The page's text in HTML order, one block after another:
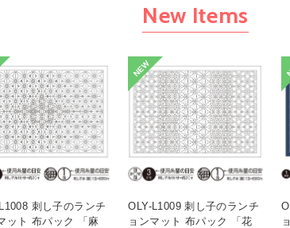
New Items
刺し子のランチ
ット 布パック 「麻
NEW
OLY-L1009 刺し子のランチ
ョンマット 布パック 「花